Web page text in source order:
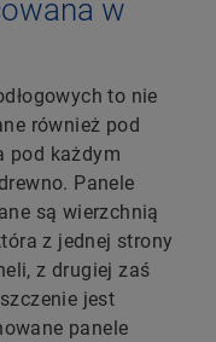
w
to nie
również pod
pod każdym
Panele
są wierzchnią
z jednej strony
z drugiej zaś
jest
panele